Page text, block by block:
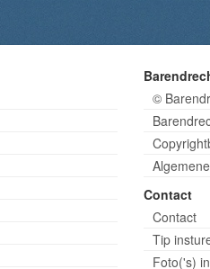
©
Contact
Contact
Tip
Foto('s)